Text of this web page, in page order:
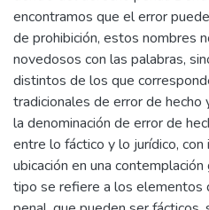
encontramos que el error
de prohibición, estos nombres
novedosos con las palabras,
distintos de los que
tradicionales de error de
la denominación de error de
entre lo fáctico y lo jurídico, con
ubicación en una
tipo se refiere a los elementos